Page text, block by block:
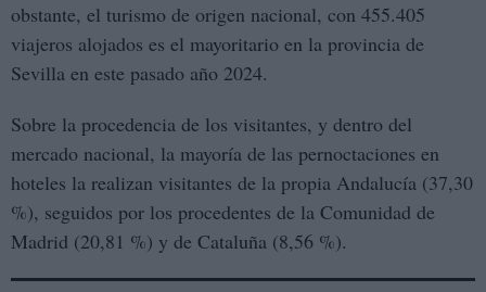
obstante, el turismo de origen nacional, con 455.405
viajeros alojados es el mayoritario en la provincia de
Sevilla en este pasado año 2024.
Sobre la procedencia de los visitantes, y dentro del
mercado nacional, la mayoría de las pernoctaciones en
hoteles la realizan visitantes de la propia Andalucía (37,30
%), seguidos por los procedentes de la Comunidad de
Madrid (20,81 %) y de Cataluña (8,56 %).